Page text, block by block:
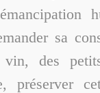
sa
des
préserver